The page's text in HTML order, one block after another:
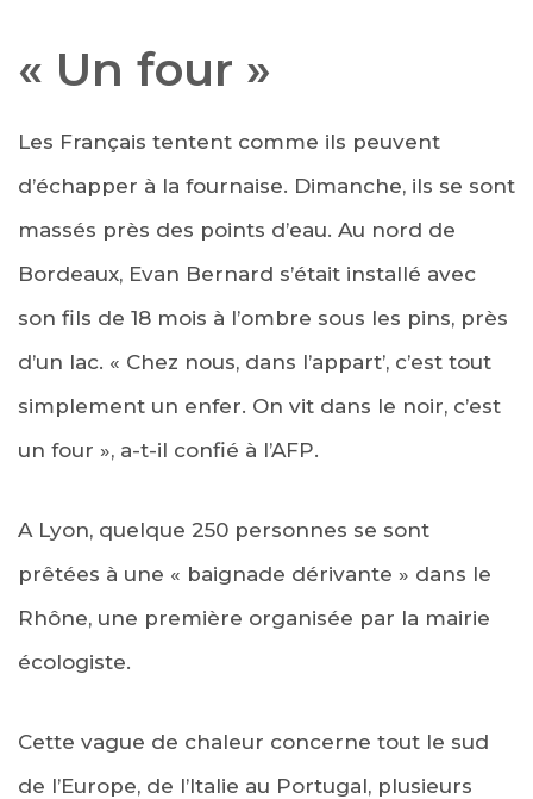
« Un four »
Les Français tentent comme ils peuvent
d’échapper à la fournaise. Dimanche, ils se sont
massés près des points d’eau. Au nord de
Bordeaux, Evan Bernard s’était installé avec
son fils de 18 mois à l’ombre sous les pins, près
d’un lac. « Chez nous, dans l’appart’, c’est tout
simplement un enfer. On vit dans le noir, c’est
un four », a-t-il confié à l’AFP.
A Lyon, quelque 250 personnes se sont
prêtées à une « baignade dérivante » dans le
Rhône, une première organisée par la mairie
écologiste.
Cette vague de chaleur concerne tout le sud
de l’Europe, de l’Italie au Portugal, plusieurs